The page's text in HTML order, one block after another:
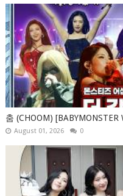
춤 (CHOOM) [BABYMONSTER
August 01, 2026 0